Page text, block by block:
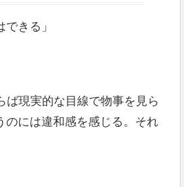
きる」
ば現実的な目線で物事を見ら
のには違和感を感じる。それ